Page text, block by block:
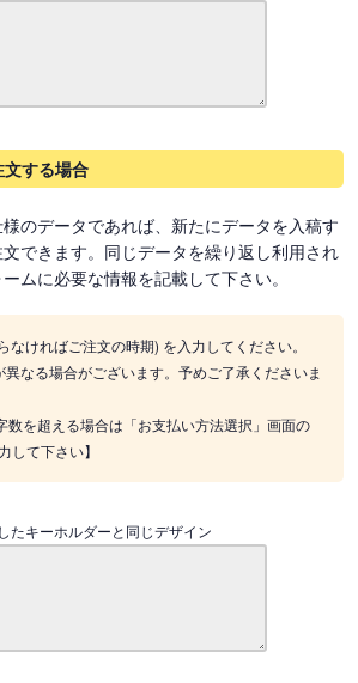
する場合
のデータであれば、新たにデータを入稿す
できます。同じデータを繰り返し利用され
ムに必要な情報を記載して下さい。
なければご注文の時期) を入力してください。
なる場合がございます。予めご了承くださいま
数を超える場合は「お支払い方法選択」画面の
して下さい】
たキーホルダーと同じデザイン